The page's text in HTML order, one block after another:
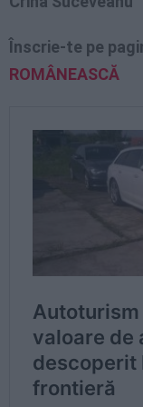
Înscrie-te pe
ROMÂNEASCĂ